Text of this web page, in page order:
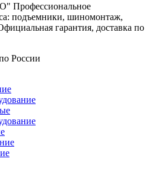
подъемники, шиномонтаж,
гарантия, доставка по
России